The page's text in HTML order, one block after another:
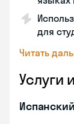
для
Читать
Услуги